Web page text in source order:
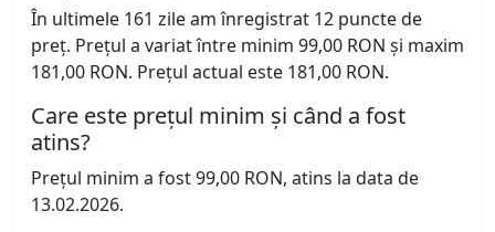
În ultimele 161 zile am înregistrat 12 puncte de
preț. Prețul a variat între minim 99,00 RON și maxim
181,00 RON. Prețul actual este 181,00 RON.
Care este prețul minim și când a fost
atins?
Prețul minim a fost 99,00 RON, atins la data de
13.02.2026.